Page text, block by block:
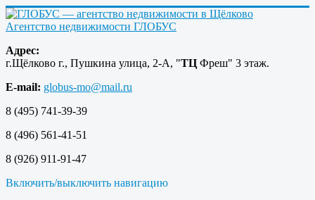
Агентство недвижимости ГЛОБУС
Адрес:
г.Щёлково г., Пушкина улица, 2-А, "ТЦ Фреш" 3 этаж.
E-mail: globus-mo@mail.ru
8 (495) 741-39-39
8 (496) 561-41-51
8 (926) 911-91-47
Включить/выключить навигацию